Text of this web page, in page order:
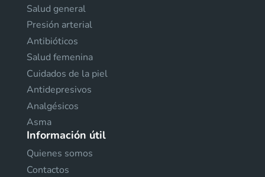
Salud general
Presión arterial
Antibióticos
Salud femenina
Cuidados de la piel
Antidepresivos
Analgésicos
Asma
Información útil
Quienes somos
Contactos